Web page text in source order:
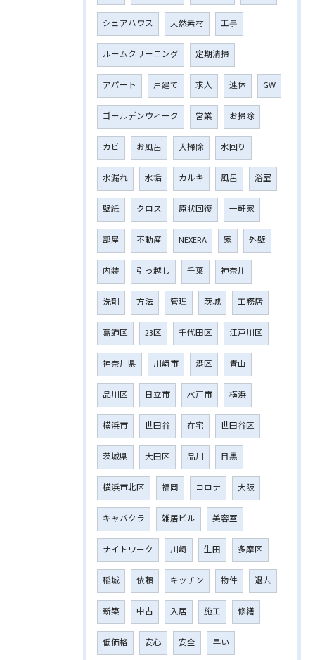
シェアハウス 天然素材 工事
ルームクリーニング 定期清掃
アパート 戸建て 求人 連休 GW
ゴールデンウィーク 営業 お掃除
カビ お風呂 大掃除 水回り
水漏れ 水垢 カルキ 風呂 浴室
壁紙 クロス 原状回復 一軒家
部屋 不動産 NEXERA 家 外壁
内装 引っ越し 千葉 神奈川
洗剤 方法 管理 茨城 工務店
葛飾区 23区 千代田区 江戸川区
神奈川県 川﨑市 港区 青山
品川区 日立市 水戸市 横浜
横浜市 世田谷 在宅 世田谷区
茨城県 大田区 品川 目黒
横浜市北区 福岡 コロナ 大阪
キャバクラ 雑居ビル 美容室
ナイトワーク 川崎 生田 多摩区
稲城 依頼 キッチン 物件 退去
新築 中古 入居 施工 修繕
低価格 安心 安全 早い